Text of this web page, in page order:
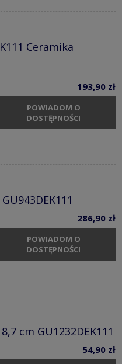
Ceramika
193,90 zł
POWIADOM O
DOSTĘPNOŚCI
286,90 zł
POWIADOM O
DOSTĘPNOŚCI
cm GU1232DEK111
54,90 zł